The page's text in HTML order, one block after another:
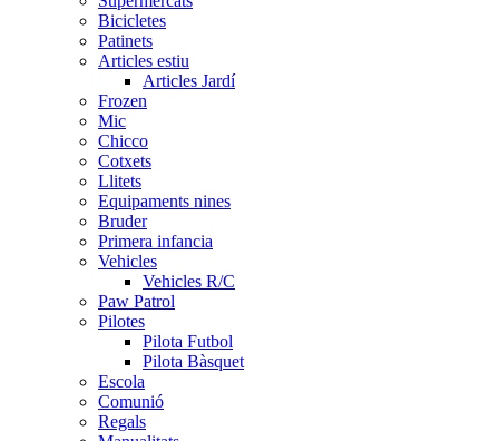
Bicicletes
Patinets
Articles estiu
Articles Jardí
Frozen
Mic
Chicco
Cotxets
Llitets
Equipaments nines
Bruder
Primera infancia
Vehicles
Vehicles R/C
Paw Patrol
Pilotes
Pilota Futbol
Pilota Bàsquet
Escola
Comunió
Regals